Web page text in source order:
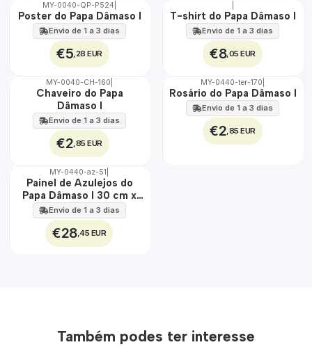
🇵🇹
100%
MY-0040-QP-P524
Poster do Papa Dâmaso I
Envio de 1 a 3 dias
€5 ,28 EUR
🇵🇹
100%
T-shirt do Papa Dâmaso I
Envio de 1 a 3 dias
€8,05 EUR
🇵🇹
MY-0040-CH-160
Chaveiro do Papa
Dâmaso I
Envio de 1 a 3 dias
€2 ,85 EUR
🇵🇹
100%
MY-0440-ter-170
Rosário do Papa Dâmaso I
Envio de 1 a 3 dias
€2 ,85 EUR
🇵🇹
100%
EXT.
MY-0440-az-51
Painel de Azulejos do
Papa Dâmaso I 30 cm x
45 cm
Envio de 1 a 3 dias
€28,45 EUR
Também podes ter interesse